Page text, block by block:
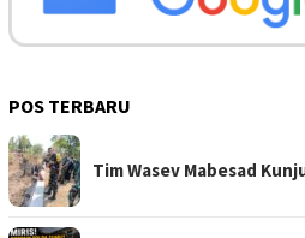
POS TERBARU
Tim Wasev Mabesad